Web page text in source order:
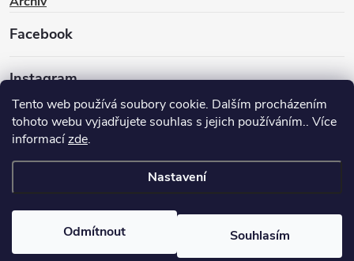
Tento web používá soubory cookie. Dalším procházením
tohoto webu vyjadřujete souhlas s jejich používáním.. Více
informacízde.
Nastavení
Odmítnout Souhlasím
Facebook
Instagram
nastavení cookies